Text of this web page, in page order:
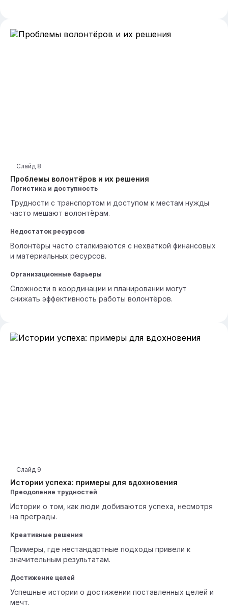
Проблемы волонтёров и их решения
Слайд 8
Логистика и доступность
Трудности с транспортом и доступом к местам нужды
часто мешают волонтёрам.
Недостаток ресурсов
Волонтёры часто сталкиваются с нехваткой финансовых
и материальных ресурсов.
Организационные барьеры
Сложности в координации и планировании могут
снижать эффективность работы волонтёров.
Истории успеха: примеры для вдохновения
Слайд 9
Преодоление трудностей
Истории о том, как люди добиваются успеха, несмотря
на преграды.
Креативные решения
Примеры, где нестандартные подходы привели к
значительным результатам.
Достижение целей
Успешные истории о достижении поставленных целей и
мечт.